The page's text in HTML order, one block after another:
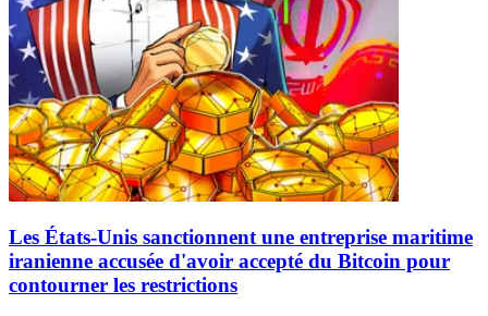
Les États-Unis sanctionnent une entreprise maritime
iranienne accusée d'avoir accepté du Bitcoin pour
contourner les restrictions